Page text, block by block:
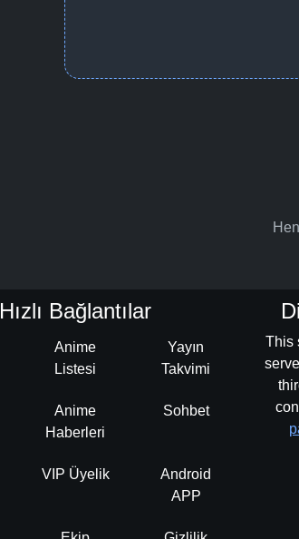
Hızlı Bağlantılar
Anime
Listesi
Yayın
Takvimi
Anime
Haberleri
Sohbet
VIP Üyelik
Android
APP
This